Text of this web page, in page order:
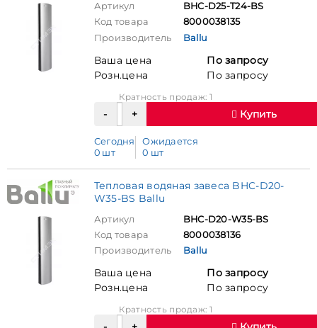
Артикул
BHC-D25-T24-BS
Код товара
8000038135
Производитель
Ballu
Ваша цена
По запросу
Розн.цена
По запросу
Кратность продаж: 1
Купить
Сегодня
0 шт
Ожидается
0 шт
Тепловая водяная завеса BHC-D20-
W35-BS Ballu
Артикул
BHC-D20-W35-BS
Код товара
8000038136
Производитель
Ballu
Ваша цена
По запросу
Розн.цена
По запросу
Кратность продаж: 1